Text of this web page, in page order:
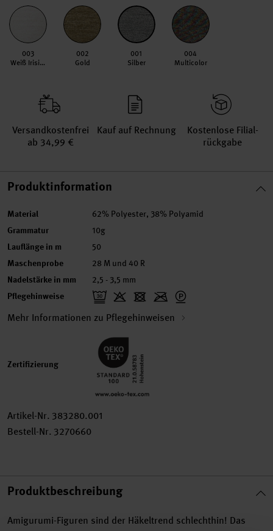
003
Weiß Irisierend
002
Gold
001
Silber
004
Multicolor
Versand­kosten­frei
ab 34,99 €
Kauf auf Rechnung
Kosten­lose Filial­
rückgabe
Produktinformation
Material 62% Polyester, 38% Polyamid
Grammatur 10g
Lauflänge in m 50
Maschenprobe 28 M und 40 R
Nadelstärke in mm 2,5 - 3,5 mm
Pflegehinweise
Mehr Informationen zu Pflegehinweisen
Zertifizierung
Artikel-Nr. 383280.001
Bestell-Nr. 3270660
Produktbeschreibung
Amigurumi-Figuren sind der Häkeltrend schlechthin! Das